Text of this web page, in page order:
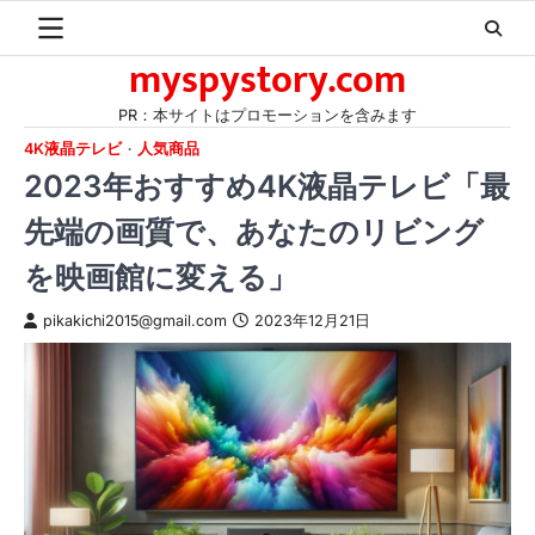
myspystory.com
PR：本サイトはプロモーションを含みます
4K液晶テレビ
人気商品
2023年おすすめ4K液晶テレビ「最
先端の画質で、あなたのリビング
を映画館に変える」
pikakichi2015@gmail.com 2023年12月21日